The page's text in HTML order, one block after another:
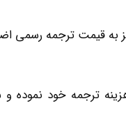
هزینه ترجمه خود